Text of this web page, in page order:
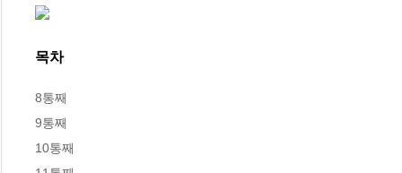
목차
8통째
9통째
10통째